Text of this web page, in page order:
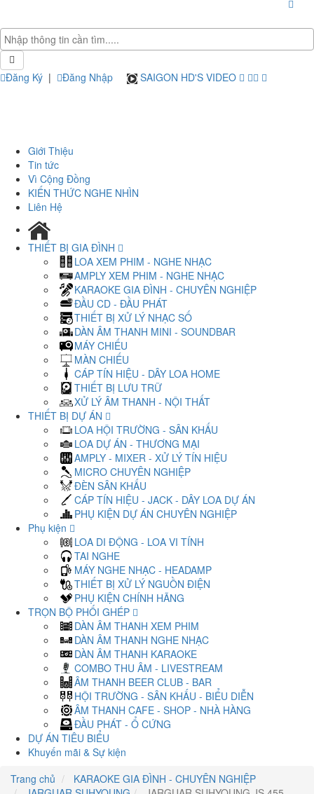
Đăng Ký | Đăng Nhập SAIGON HD'S VIDEO
Giới Thiệu
Tin tức
Vì Cộng Đồng
KIẾN THỨC NGHE NHÌN
Liên Hệ
THIẾT BỊ GIA ĐÌNH
LOA XEM PHIM - NGHE NHẠC
AMPLY XEM PHIM - NGHE NHẠC
KARAOKE GIA ĐÌNH - CHUYÊN NGHIỆP
ĐẦU CD - ĐẦU PHÁT
THIẾT BỊ XỬ LÝ NHẠC SỐ
DÀN ÂM THANH MINI - SOUNDBAR
MÁY CHIẾU
MÀN CHIẾU
CÁP TÍN HIỆU - DÂY LOA HOME
THIẾT BỊ LƯU TRỮ
XỬ LÝ ÂM THANH - NỘI THẤT
THIẾT BỊ DỰ ÁN
LOA HỘI TRƯỜNG - SÂN KHẤU
LOA DỰ ÁN - THƯƠNG MẠI
AMPLY - MIXER - XỬ LÝ TÍN HIỆU
MICRO CHUYÊN NGHIỆP
ĐÈN SÂN KHẤU
CÁP TÍN HIỆU - JACK - DÂY LOA DỰ ÁN
PHỤ KIỆN DỰ ÁN CHUYÊN NGHIỆP
Phụ kiện
LOA DI ĐỘNG - LOA VI TÍNH
TAI NGHE
MÁY NGHE NHẠC - HEADAMP
THIẾT BỊ XỬ LÝ NGUỒN ĐIỆN
PHỤ KIỆN CHÍNH HÃNG
TRỌN BỘ PHỐI GHÉP
DÀN ÂM THANH XEM PHIM
DÀN ÂM THANH NGHE NHẠC
DÀN ÂM THANH KARAOKE
COMBO THU ÂM - LIVESTREAM
ÂM THANH BEER CLUB - BAR
HỘI TRƯỜNG - SÂN KHẤU - BIỂU DIỄN
ÂM THANH CAFE - SHOP - NHÀ HÀNG
ĐẦU PHÁT - Ổ CỨNG
DỰ ÁN TIÊU BIỂU
Khuyến mãi & Sự kiện
Trang chủ
KARAOKE GIA ĐÌNH - CHUYÊN NGHIỆP